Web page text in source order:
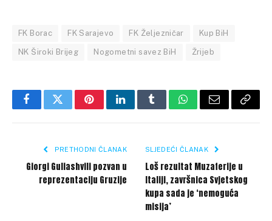
FK Borac FK Sarajevo FK Željezničar Kup BiH
NK Široki Brijeg Nogometni savez BiH Žrijeb
FacebookTwitterPinterestLinkedInTumblrWhatsApp
Email Copy
PRETHODNI ČLANAK
Giorgi Guliashvili pozvan u
reprezentaciju Gruzije
SLJEDEĆI ČLANAK
Loš rezultat Muzaferije u
Italiji, završnica Svjetskog
kupa sada je ‘nemoguća
misija’